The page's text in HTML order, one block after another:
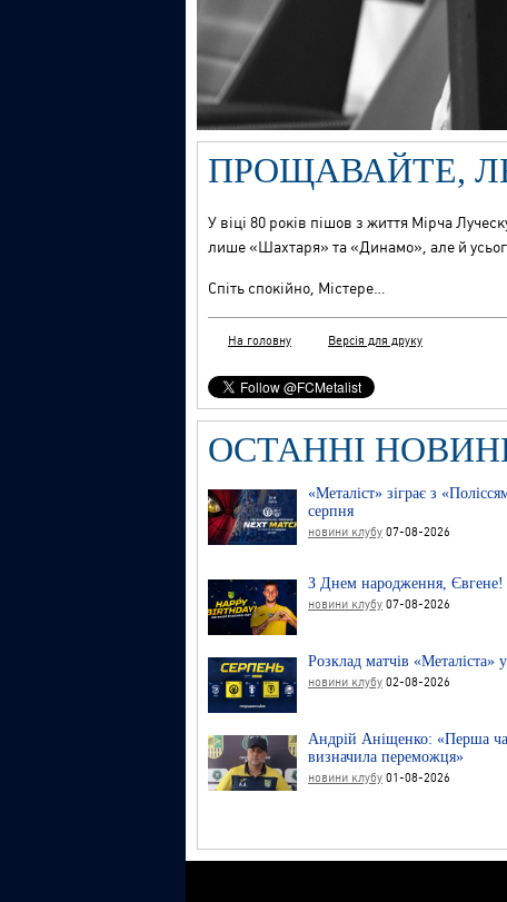
ПРОЩАВАЙТЕ,
У віці 80 років пішов з життя Мірча
лише «Шахтаря» та «Динамо», але й
Спіть спокійно, Містере…
На головну Версія для друку
ОСТАННІ
«Металіст» зіграє з
серпня
новини клубу 07-08-2026
З Днем народження, Євгене!
новини клубу 07-08-2026
Розклад матчів «Металіста»
новини клубу 02-08-2026
Андрій Аніщенко: «Перша
визначила переможця»
новини клубу 01-08-2026